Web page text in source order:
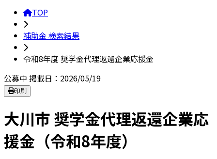
TOP
補助金 検索結果
令和8年度 奨学金代理返還企業応援金
公募中 掲載日：2026/05/19
印刷
大川市 奨学金代理返還企業応
援金（令和8年度）